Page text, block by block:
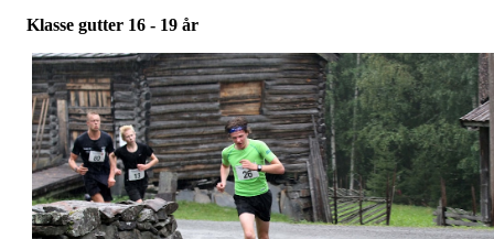
Klasse gutter 16 - 19 år